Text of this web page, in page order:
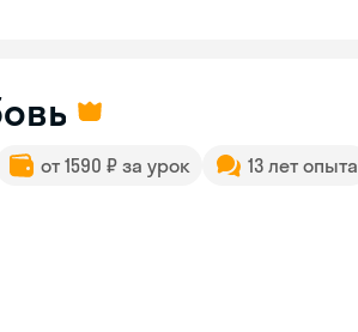
от 1590 ₽ за урок 13 лет опыта